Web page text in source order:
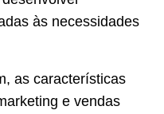
às necessidades
as características
e vendas